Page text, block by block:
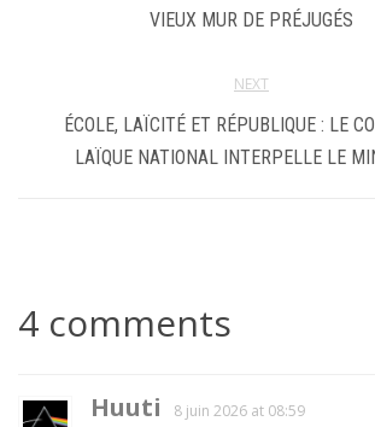
VIEUX MUR DE PRÉJUGÉS
NEXT
ÉCOLE, LAÏCITÉ ET RÉPUBLIQUE : LE
LAÏQUE NATIONAL INTERPELLE LE
4 comments
Huuti 8 juin 2026 at 08:59